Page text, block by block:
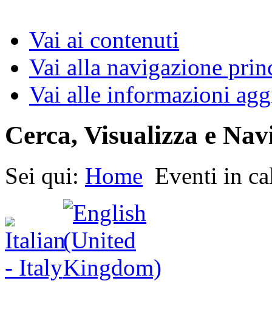
Vai ai contenuti
Vai alla navigazione
Vai alle informazioni
Cerca, Visualizza e
Sei qui: Home Eventi in